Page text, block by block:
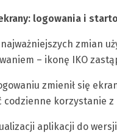
logowania i
zmian
– ikonę IKO
zmienił się
codzienne korzystanie
aplikacji do